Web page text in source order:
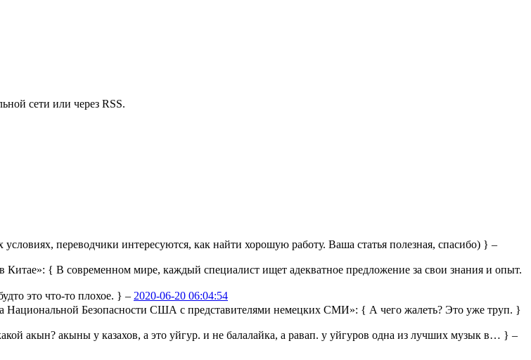
сети или через RSS.
переводчики интересуются, как найти хорошую работу. Ваша статья полезная, спасибо) } –
Китае»: { В современном мире, каждый специалист ищет адекватное предложение за свои знания и опыт.
это что-то плохое. } – 2020-06-20 06:04:54
Национальной Безопасности США с представителями немецких СМИ»: { А чего жалеть? Это уже труп. }
акын? акыны у казахов, а это уйгур. и не балалайка, а равап. у уйгуров одна из лучших музык в… } –